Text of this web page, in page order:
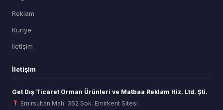
Reklam
Künye
İletişim
İletişim
Get Dış Ticaret Orman Ürünleri ve Matbaa Reklam Hiz. Ltd. Şti.
Emirsultan Mah. 362 Sok. Emirkent Sitesi